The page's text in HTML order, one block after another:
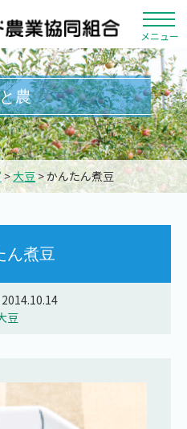
メニュー
農
>大豆> かんたん煮豆
ん煮豆
豆